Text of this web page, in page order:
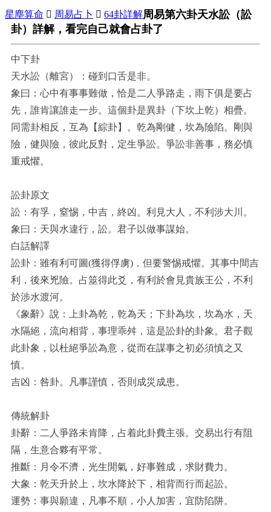
星塵算命  周易占卜  64卦詳解周易第六卦天水訟（訟
卦）詳解，看完自己就會占卦了
中下卦
天水訟（離宮）：碰到口舌是非。
象曰：心中有事事難做，恰是二人爭路走，雨下俱是要占
先，誰肯讓誰走一步。這個卦是異卦（下坎上乾）相疊。
同需卦相反，互為【綜卦】。乾為剛健，坎為險陷。剛與
險，健與險，彼此反對，定生爭訟。爭訟非善事，務必慎
重戒懼。
訟卦原文
訟：有孚，窒惕，中吉，終凶。利見大人，不利涉大川。
象曰：天與水違行，訟。君子以做事謀始。
白話解譯
訟卦：雖有利可圖(獲得俘虜)，但要警惕戒懼。其事中間吉
利，後來兇險。占筮得此爻，有利於會見貴族王公，不利
於涉水渡河。
《象辭》說：上卦為乾，乾為天；下卦為坎，坎為水，天
水隔絕，流向相背，事理乖舛，這是訟卦的卦象。君子觀
此卦象，以杜絕爭訟為意，從而在謀事之初必須慎之又
慎。
吉凶：咎卦。凡事謹慎，否則成災成患。
傳統解卦
卦辭：二人爭路未肯降，占着此卦費主張。交易出行有阻
隔，生意合夥有平常。
推斷：月令不濟，光生閒氣，好事難成，求財費力。
大象：乾天升於上，坎水降於下，相背而行而起訟。
運勢：事與願違，凡事不順，小人加害，宜防陷阱。